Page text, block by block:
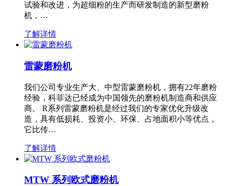
试验和改进，为超细粉的生产而研发制造的新型磨粉
机，…
了解详情
雷蒙磨粉机
我们公司专业生产大、中型雷蒙磨粉机，拥有22年磨粉
经验，科菲达已经成为中国领先的磨粉机制造商和供应
商。 R系列雷蒙磨粉机是经过我们的专家优化升级改
造，具有低损耗、投资小、环保、占地面积小等优点，
它比传…
了解详情
MTW 系列欧式磨粉机